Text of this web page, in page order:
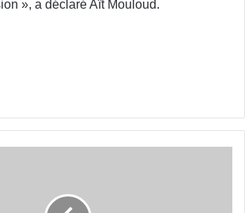
», a déclaré Aït Mouloud.